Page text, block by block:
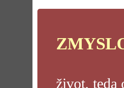
život, teda